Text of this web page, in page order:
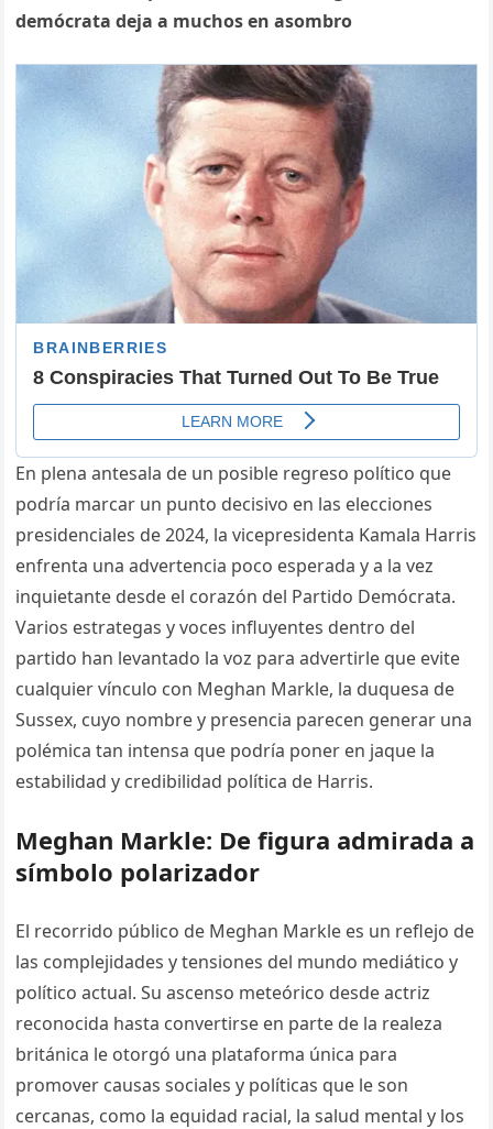
demócrata deja a muchos en asombro
En plena antesala de un posible regreso político que
podría marcar un punto decisivo en las elecciones
presidenciales de 2024, la vicepresidenta Kamala Harris
enfrenta una advertencia poco esperada y a la vez
inquietante desde el corazón del Partido Demócrata.
Varios estrategas y voces influyentes dentro del
partido han levantado la voz para advertirle que evite
cualquier vínculo con Meghan Markle, la duquesa de
Sussex, cuyo nombre y presencia parecen generar una
polémica tan intensa que podría poner en jaque la
estabilidad y credibilidad política de Harris.
Meghan Markle: De figura admirada a
símbolo polarizador
El recorrido público de Meghan Markle es un reflejo de
las complejidades y tensiones del mundo mediático y
político actual. Su ascenso meteórico desde actriz
reconocida hasta convertirse en parte de la realeza
británica le otorgó una plataforma única para
promover causas sociales y políticas que le son
cercanas, como la equidad racial, la salud mental y los